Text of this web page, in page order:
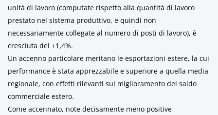
unità di lavoro (computate rispetto alla quantità di lavoro
prestato nel sistema produttivo, e quindi non
necessariamente collegate al numero di posti di lavoro), è
cresciuta del +1,4%.
Un accenno particolare meritano le esportazioni estere, la cui
performance è stata apprezzabile e superiore a quella media
regionale, con effetti rilevanti sul miglioramento del saldo
commerciale estero.
Come accennato, note decisamente meno positive